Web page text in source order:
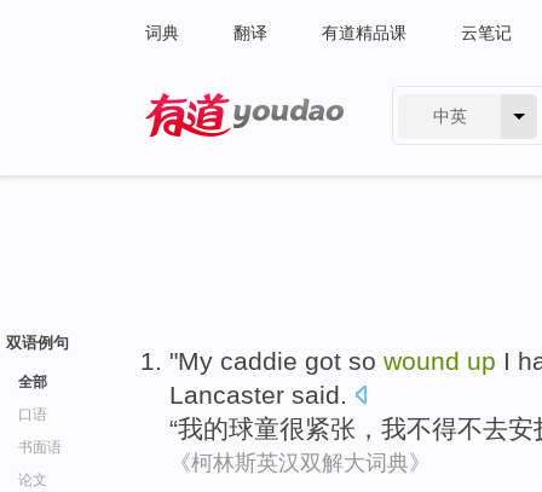
词典 翻译 有道精品课 云笔记
中英
双语例句
全部
口语
书面语
论文
"My caddie got so wound up I
Lancaster said.
“我的球童很紧张 ， 我不得不去安
《柯林斯英汉双解大词典》